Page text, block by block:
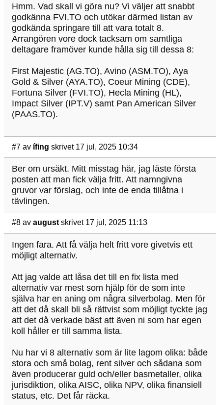
Hmm. Vad skall vi göra nu? Vi väljer att snabbt
godkänna FVI.TO och utökar därmed listan av
godkända springare till att vara totalt 8.
Arrangören vore dock tacksam om samtliga
deltagare framöver kunde hålla sig till dessa 8:
First Majestic (AG.TO), Avino (ASM.TO), Aya
Gold & Silver (AYA.TO), Coeur Mining (CDE),
Fortuna Silver (FVI.TO), Hecla Mining (HL),
Impact Silver (IPT.V) samt Pan American Silver
(PAAS.TO).
#7 av ífing skrivet 17 jul, 2025 10:34
Ber om ursäkt. Mitt misstag här, jag läste första
posten att man fick välja fritt. Att namngivna
gruvor var förslag, och inte de enda tillåtna i
tävlingen.
#8 av august skrivet 17 jul, 2025 11:13
Ingen fara. Att få välja helt fritt vore givetvis ett
möjligt alternativ.
Att jag valde att låsa det till en fix lista med
alternativ var mest som hjälp för de som inte
själva har en aning om några silverbolag. Men för
att det då skall bli så rättvist som möjligt tyckte jag
att det då verkade bäst att även ni som har egen
koll håller er till samma lista.
Nu har vi 8 alternativ som är lite lagom olika: både
stora och små bolag, rent silver och sådana som
även producerar guld och/eller basmetaller, olika
jurisdiktion, olika AISC, olika NPV, olika finansiell
status, etc. Det får räcka.